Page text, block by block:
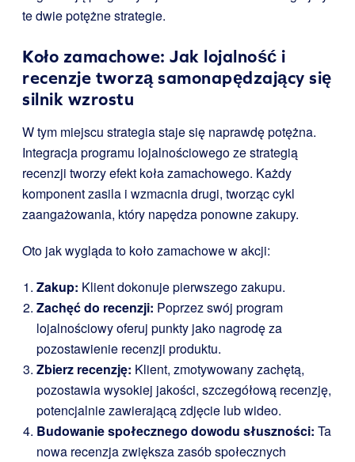
te dwie potężne strategie.
Koło zamachowe: Jak lojalność i
recenzje tworzą samonapędzający się
silnik wzrostu
W tym miejscu strategia staje się naprawdę potężna.
Integracja programu lojalnościowego ze strategią
recenzji tworzy efekt koła zamachowego. Każdy
komponent zasila i wzmacnia drugi, tworząc cykl
zaangażowania, który napędza ponowne zakupy.
Oto jak wygląda to koło zamachowe w akcji:
Zakup: Klient dokonuje pierwszego zakupu.
Zachęć do recenzji: Poprzez swój program
lojalnościowy oferuj punkty jako nagrodę za
pozostawienie recenzji produktu.
Zbierz recenzję: Klient, zmotywowany zachętą,
pozostawia wysokiej jakości, szczegółową recenzję,
potencjalnie zawierającą zdjęcie lub wideo.
Budowanie społecznego dowodu słuszności: Ta
nowa recenzja zwiększa zasób społecznych